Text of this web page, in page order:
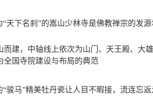
天下名刹”的嵩山少林寺是佛教禅宗的发
建，中轴线上依次为山门、天王殿、大
全国寺院建设与布局的典范
“骏马”精美牡丹瓷让人目不暇接，流连忘